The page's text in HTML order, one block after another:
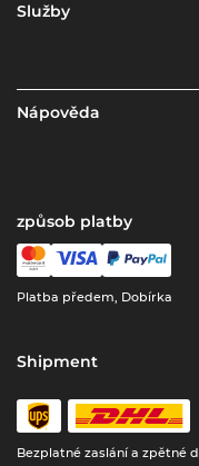
Služby
Nápověda
způsob platby
Platba předem, Dobírka
Shipment
Bezplatné zaslání a zpětné